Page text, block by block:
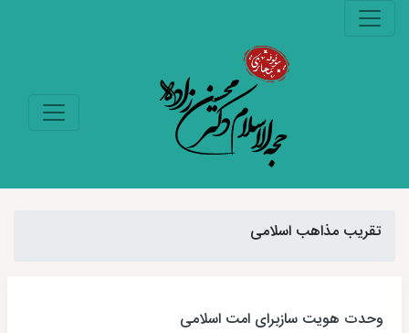
تقریب مذاهب اسلامی
وحدت هویت سازبرای امت اسلامی